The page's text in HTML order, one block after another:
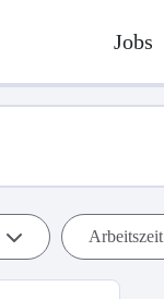
Jobs
Arbeitszeit